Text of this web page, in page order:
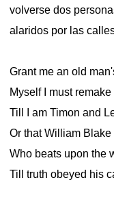
volverse dos
alaridos por las
Grant me an old
Myself I must remake
Till I am Timon and
Or that William Blake
Who beats upon the
Till truth obeyed his